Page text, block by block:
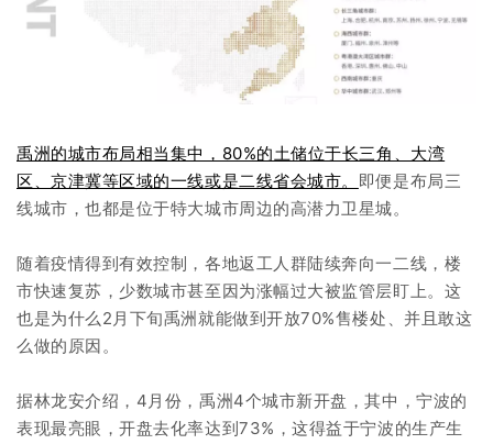
禹洲的城市布局相当集中，80%的土储位于长三角、大湾
区、京津冀等区域的一线或是二线省会城市。 即便是布局三
线城市，也都是位于特大城市周边的高潜力卫星城。
随着疫情得到有效控制，各地返工人群陆续奔向一二线，楼
市快速复苏，少数城市甚至因为涨幅过大被监管层盯上。这
也是为什么2月下旬禹洲就能做到开放70%售楼处、并且敢这
么做的原因。
据林龙安介绍，4月份，禹洲4个城市新开盘，其中，宁波的
表现最亮眼，开盘去化率达到73%，这得益于宁波的生产生